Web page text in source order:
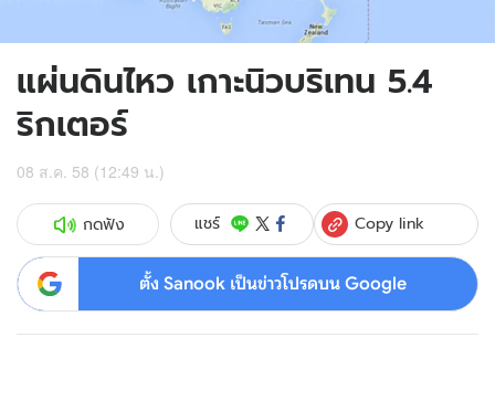
แผ่นดินไหว เกาะนิวบริเทน 5.4
ริกเตอร์
08 ส.ค. 58 (12:49 น.)
กดฟัง แชร์ Copy link
ตั้ง Sanook เป็นข่าวโปรดบน Google